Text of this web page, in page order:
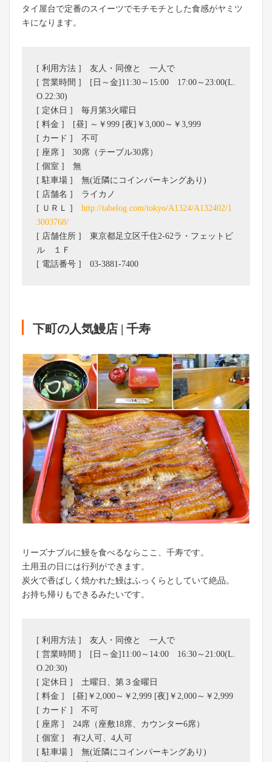
タイ屋台で定番のスイーツでモチモチとした食感がヤミツ
キになります。
[ 利用方法 ] 友人・同僚と 一人で
[ 営業時間 ] [日～金]11:30～15:00 17:00～23:00(L.
O.22:30)
[ 定休日 ] 毎月第3火曜日
[ 料金 ] [昼] ～￥999 [夜]￥3,000～￥3,999
[ カード ] 不可
[ 座席 ] 30席（テーブル30席）
[ 個室 ] 無
[ 駐車場 ] 無(近隣にコインパーキングあり)
[ 店舗名 ] ライカノ
[ ＵＲＬ ] http://tabelog.com/tokyo/A1324/A132402/1
3003768/
[ 店舗住所 ] 東京都足立区千住2-62ラ・フェットビ
ル １Ｆ
[ 電話番号 ] 03-3881-7400
下町の人気鰻店 | 千寿
リーズナブルに鰻を食べるならここ、千寿です。
土用丑の日には行列ができます。
炭火で香ばしく焼かれた鰻はふっくらとしていて絶品。
お持ち帰りもできるみたいです。
[ 利用方法 ] 友人・同僚と 一人で
[ 営業時間 ] [日～金]11:00～14:00 16:30～21:00(L.
O.20:30)
[ 定休日 ] 土曜日、第３金曜日
[ 料金 ] [昼]￥2,000～￥2,999 [夜]￥2,000～￥2,999
[ カード ] 不可
[ 座席 ] 24席（座敷18席、カウンター6席）
[ 個室 ] 有2人可、4人可
[ 駐車場 ] 無(近隣にコインパーキングあり)